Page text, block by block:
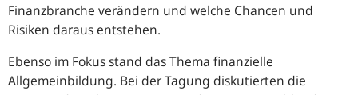
Finanzbranche verändern und welche Chancen und
Risiken daraus entstehen.
Ebenso im Fokus stand das Thema finanzielle
Allgemeinbildung. Bei der Tagung diskutierten die